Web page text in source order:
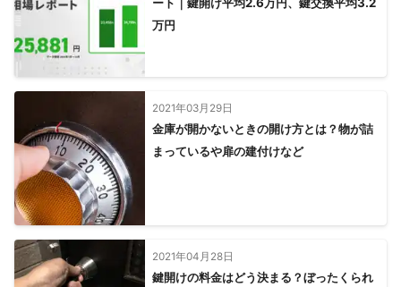
万円
2021年03月29日
金庫が開かないときの開け方とは？物が詰
まっているや扉の建付けなど
2021年04月28日
鍵開けの料金はどう決まる？ぼったくられ